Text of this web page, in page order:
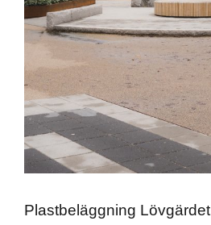
Plastbeläggning Lövgärdet